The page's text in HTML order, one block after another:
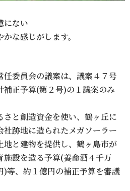
にない
な感じがします。
委員会の議案は、議案４７号
補正予算(第２号)の１議案のみ
と創造資金を使い、鶴ヶ丘に
社跡地に造られたメガソーラー
地と建物を提供し、鶴ヶ島市が
施設を造る予算(養命酒４千万
)等、約１億円の補正予算を審議